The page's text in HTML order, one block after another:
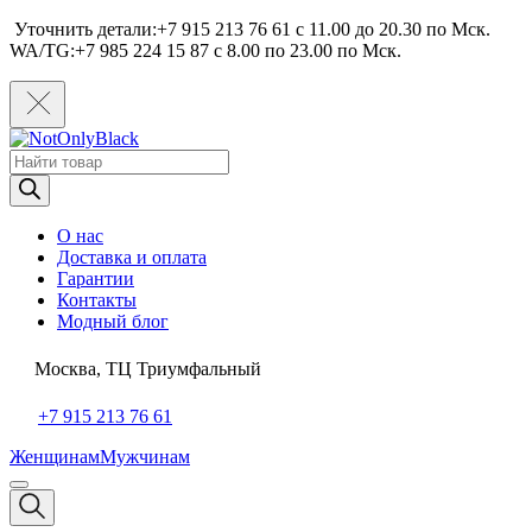
Уточнить детали:+7 915 213 76 61 c 11.00 до 20.30 по Мcк.
WA/TG:+7 985 224 15 87 c 8.00 по 23.00 по Мcк.
Поиск
товаров
О нас
Доставка и оплата
Гарантии
Контакты
Модный блог
Москва, ТЦ Триумфальный
+7 915 213 76 61
ЖенщинамМужчинам